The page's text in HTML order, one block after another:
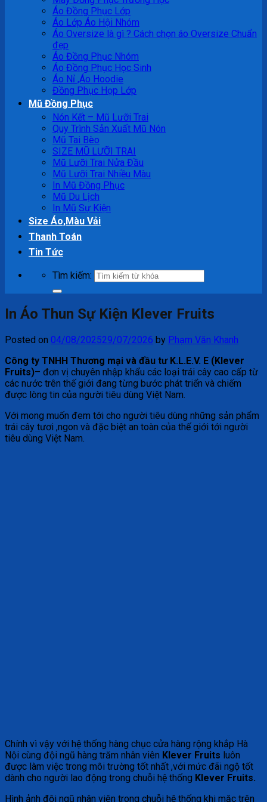
Áo Đồng Phục Lớp
Áo Lớp Áo Hội Nhóm
Áo Oversize là gì ? Cách chọn áo Oversize Chuẩn
đẹp
Áo Đồng Phục Nhóm
Áo Đồng Phục Học Sinh
Áo Nỉ ,Áo Hoodie
Đồng Phục Họp Lớp
Mũ Đồng Phục
Nón Kết – Mũ Lưỡi Trai
Quy Trình Sản Xuất Mũ Nón
Mũ Tai Bèo
SIZE MŨ LƯỠI TRAI
Mũ Lưỡi Trai Nửa Đầu
Mũ Lưỡi Trai Nhiều Màu
In Mũ Đồng Phục
Mũ Du Lịch
In Mũ Sự Kiện
Size Áo,Màu Vải
Thanh Toán
Tin Tức
Tìm kiếm:
In Áo Thun Sự Kiện Klever Fruits
Posted on 04/08/202529/07/2026 by Phạm Văn Khanh
Công ty TNHH Thương mại và đầu tư K.L.E.V. E (Klever
Fruits)– đơn vị chuyên nhập khẩu các loại trái cây cao cấp từ
các nước trên thế giới đang từng bước phát triển và chiếm
được lòng tin của người tiêu dùng Việt Nam.
Với mong muốn đem tới cho người tiêu dùng những sản phẩm
trái cây tươi ,ngon và đặc biệt an toàn của thế giới tới người
tiêu dùng Việt Nam.
Chính vì vậy với hệ thống hàng chục cửa hàng rộng khắp Hà
Nội cùng đội ngũ hàng trăm nhân viên Klever Fruits luôn
được làm việc trong môi trường tốt nhất ,với mức đãi ngộ tốt
dành cho người lao động trong chuỗi hệ thống Klever Fruits.
Hình ảnh đội ngũ nhân viên trong chuỗi hệ thống khi mặc trên